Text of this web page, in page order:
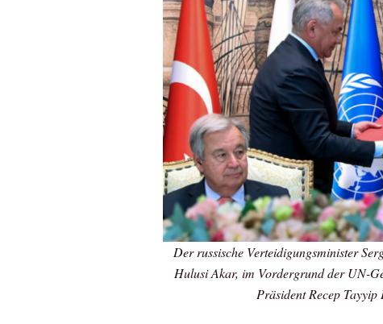
Der russische Verteidigungsminister
Hulusi Akar, im Vordergrund der UN-
Präsident Recep